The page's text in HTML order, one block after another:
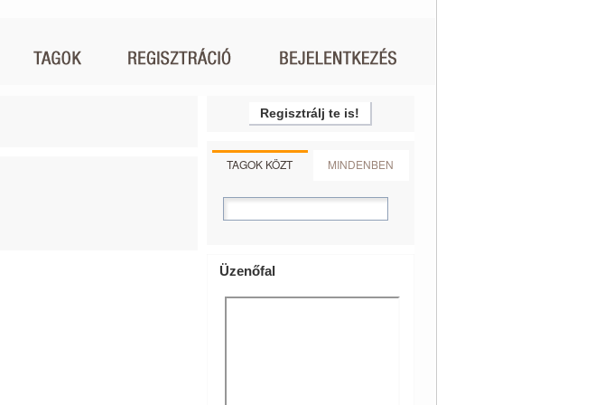
Regisztrálj te is!
TAGOK KÖZT MINDENBEN
Üzenőfal